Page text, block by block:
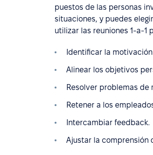
puestos de las personas
situaciones, y puedes
utilizar las reuniones 1-a-1
Identificar la
Alinear los objetivos
Resolver problemas de
Retener a los
Intercambiar feedback.
Ajustar la comprensión